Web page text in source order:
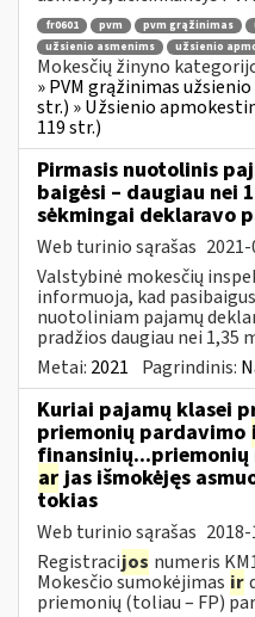
fr0601 pvm pvm grąžinimas
užsienio asmenims
užsienio
Mokesčių žinyno
» PVM grąžinimas
str.) » Užsienio
119 str.)
Pirmasis nuotolinis
baigėsi – daugiau nei
sėkmingai deklaravo
Web turinio sąrašas
Valstybinė mokesčių
informuoja, kad
nuotoliniam pajamų
pradžios daugiau nei 1,35
Metai: 2021 Pagrindinis:
Kuriai pajamų klasei
priemonių pardavimo
arjas išmokėjęs
tokias
Web turinio sąrašas
Registracijos numeris
Mokesčio sumokėjimas ir
priemonių (toliau – FP)